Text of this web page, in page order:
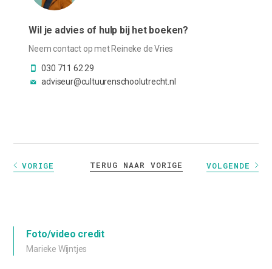
Wil je advies of hulp bij het boeken?
Neem contact op met Reineke de Vries
030 711 62 29
adviseur@cultuurenschoolutrecht.nl
VORIGE TERUG NAAR VORIGE VOLGENDE
Foto/video credit
Marieke Wijntjes